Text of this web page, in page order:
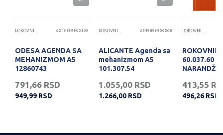
6249899900569
ODESA AGENDA SA
MEHANIZMOM A5
12860743
791,66 RSD
949,99 RSD
6249899900568
ALICANTE Agenda sa
mehanizmom A5
101.307.54
1.055,00 RSD
1.266,00 RSD
ROKOVNIK
60.037.60
413,55
496,26 RSD